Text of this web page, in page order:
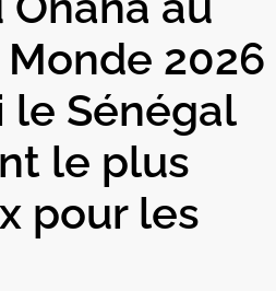
2026
le Sénégal
le plus
pour les